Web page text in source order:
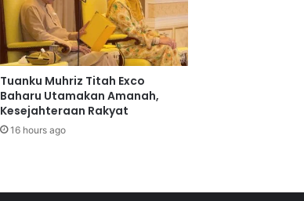
Tuanku Muhriz Titah Exco
Baharu Utamakan Amanah,
Kesejahteraan Rakyat
16 hours ago